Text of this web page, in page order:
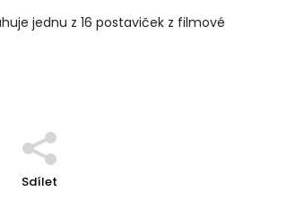
jednu z 16 postaviček z filmové
Sdílet